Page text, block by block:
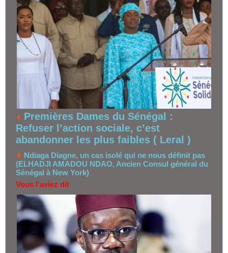
Premières Dames du Sénégal :
Refuser l’action sociale, c’est
abandonner les plus faibles ( Leral )
Ndiaga Diagne, un cas isolé qui ne nous définit pas
(ELHADJI AMADOU NDAO, Ancien Consul général du
Sénégal à New York)
Vous l'aviez dit